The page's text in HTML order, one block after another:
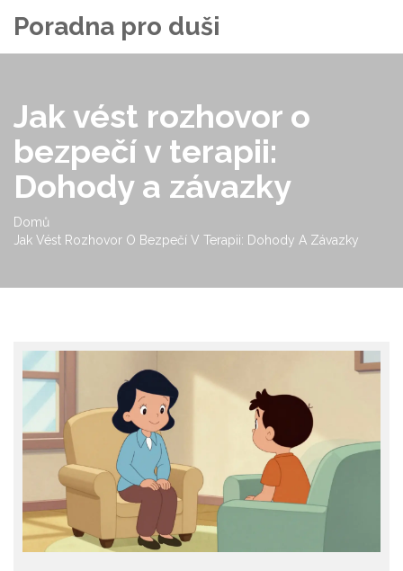
Poradna pro duši
Jak vést rozhovor o
bezpečí v terapii:
Dohody a závazky
Domů
Jak Vést Rozhovor O Bezpečí V Terapii: Dohody A Závazky